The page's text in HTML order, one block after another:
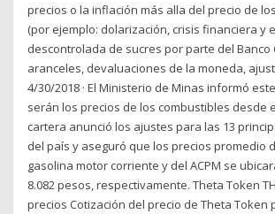
precios o la inflación más alla del precio de
(por ejemplo: dolarización, crisis financiera y
descontrolada de sucres por parte del Banco
aranceles, devaluaciones de la moneda,
4/30/2018 · El Ministerio de Minas informó
serán los precios de los combustibles desde
cartera anunció los ajustes para las 13
del país y aseguró que los precios promedio
gasolina motor corriente y del ACPM se
8.082 pesos, respectivamente. Theta Token
precios Cotización del precio de Theta Token